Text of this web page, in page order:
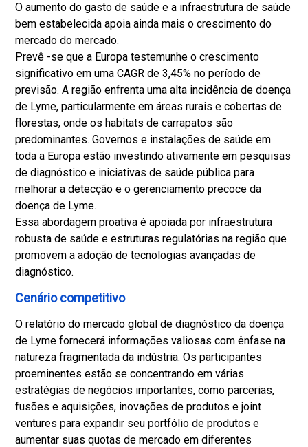
O aumento do gasto de saúde e a infraestrutura de saúde
bem estabelecida apoia ainda mais o crescimento do
mercado do mercado.
Prevê -se que a Europa testemunhe o crescimento
significativo em uma CAGR de 3,45% no período de
previsão. A região enfrenta uma alta incidência de doença
de Lyme, particularmente em áreas rurais e cobertas de
florestas, onde os habitats de carrapatos são
predominantes. Governos e instalações de saúde em
toda a Europa estão investindo ativamente em pesquisas
de diagnóstico e iniciativas de saúde pública para
melhorar a detecção e o gerenciamento precoce da
doença de Lyme.
Essa abordagem proativa é apoiada por infraestrutura
robusta de saúde e estruturas regulatórias na região que
promovem a adoção de tecnologias avançadas de
diagnóstico.
Cenário competitivo
O relatório do mercado global de diagnóstico da doença
de Lyme fornecerá informações valiosas com ênfase na
natureza fragmentada da indústria. Os participantes
proeminentes estão se concentrando em várias
estratégias de negócios importantes, como parcerias,
fusões e aquisições, inovações de produtos e joint
ventures para expandir seu portfólio de produtos e
aumentar suas quotas de mercado em diferentes